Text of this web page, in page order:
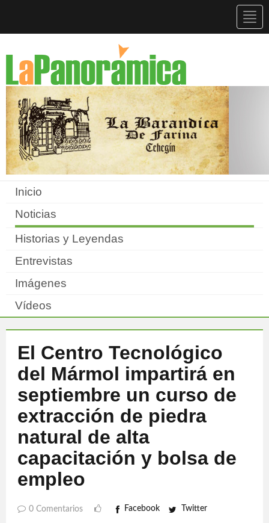
Inicio
Noticias
Historias y Leyendas
Entrevistas
Imágenes
Vídeos
El Centro Tecnológico
del Mármol impartirá en
septiembre un curso de
extracción de piedra
natural de alta
capacitación y bolsa de
empleo
0 Comentarios Facebook Twitter